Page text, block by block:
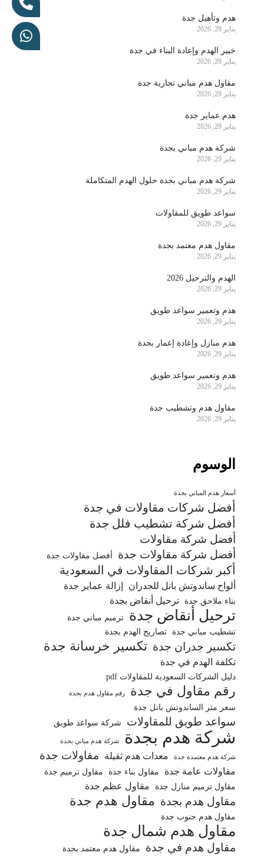
هدم وتأهيل جدة
يناير 29, 2026
خبير الهدم وإعادة البناء في جدة
يناير 29, 2026
مقاول هدم مباني تجارية جدة
يناير 29, 2026
هدم عماير جدة
يناير 29, 2026
شركة هدم مباني بجدة
يناير 29, 2026
شركة هدم مباني بجدة حلول الهدم المتكاملة
يناير 29, 2026
سواعد طويق للمقاولات
يناير 29, 2026
مقاول هدم معتمد بجدة
يناير 29, 2026
الهدم والترحيل 2026
يناير 29, 2026
هدم وتعمير سواعد طويق
يناير 29, 2026
هدم منازل وإعادة إعمار بجدة
يناير 29, 2026
هدم وتعمير سواعد طويق
يناير 29, 2026
مقاول هدم وتشطيب جدة
يناير 29, 2026
الوسوم
أسعار هدم المباني بجدة
أفضل شركات مقاولات في جدة
أفضل شركة تشطيب فلل جدة
أفضل شركة مقاولات
أفضل شركة مقاولات جدة
أفضل مقاولات جدة
أكبر شركات المقاولات في السعودية
ألواح ساندوتش بانل للجدران إزالة عماير جدة
بناء ملاحق جدة ترحيل أنقاض بجدة
ترحيل أنقاض جدة
ترميم مباني جدة
تشطيب مباني جدة
تصاريح الهدم بجدة
تكسير جدران جدة تكسير خرسانة جدة
تكلفة الهدم في جدة
دليل الشركات السعودية للمقاولات pdf
رقم مقاول في جدة رقم مقاول هدم بجدة
سعر متر الساندوتش بانل جدة
سواعد طويق للمقاولات شركة سواعد طويق
شركة هدم بجدة شركة هدم مباني بجدة
شركة هدم معتمدة جدة معدات هدم ثقيلة مقاولات جدة
مقاولات عامة جدة مقاول بناء جدة
مقاول ترميم جدة
مقاول ترميم منازل جدة
مقاول عظم جدة
مقاول هدم بجدة مقاول هدم جدة
مقاول هدم جنوب جدة
مقاول هدم شمال جدة
مقاول هدم في جدة مقاول هدم معتمد بجدة